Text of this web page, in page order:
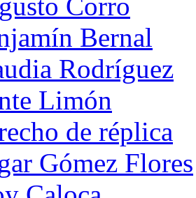
Bernal
Rodríguez
Limón
de réplica
Gómez Flores